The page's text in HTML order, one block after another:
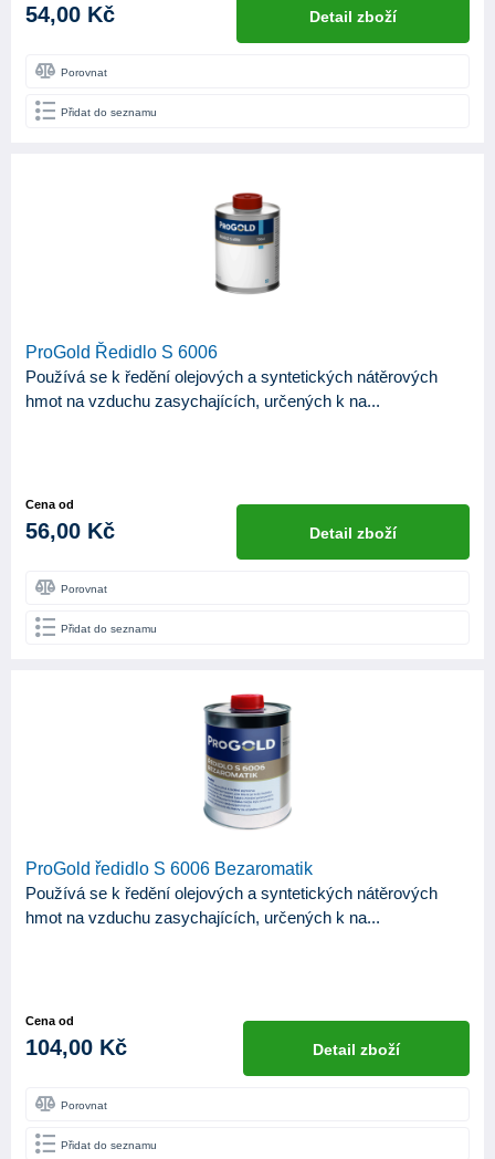
54,00 Kč Detail zboží
Porovnat
Přidat do seznamu
ProGold Ředidlo S 6006
Používá se k ředění olejových a syntetických nátěrových
hmot na vzduchu zasychajících, určených k na...
Cena od
56,00 Kč Detail zboží
Porovnat
Přidat do seznamu
ProGold ředidlo S 6006 Bezaromatik
Používá se k ředění olejových a syntetických nátěrových
hmot na vzduchu zasychajících, určených k na...
Cena od
104,00 Kč Detail zboží
Porovnat
Přidat do seznamu